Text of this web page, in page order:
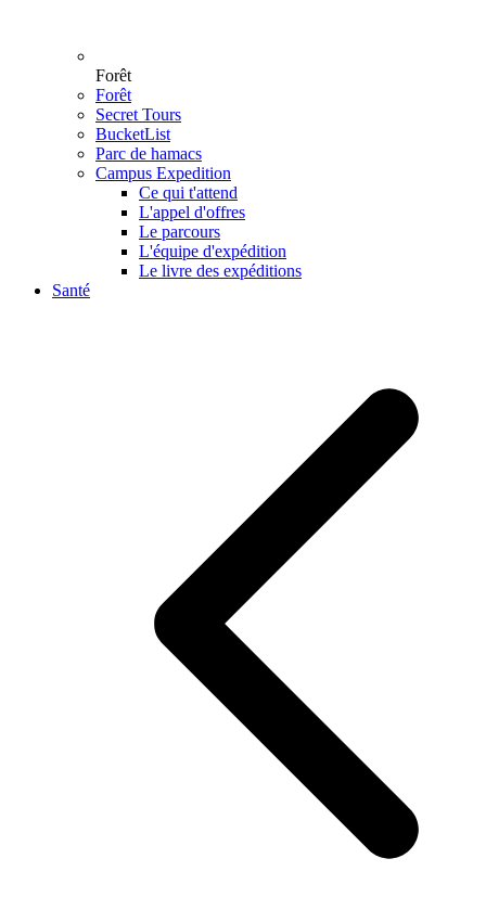
Forêt
Forêt
Secret Tours
BucketList
Parc de hamacs
Campus Expedition
Ce qui t'attend
L'appel d'offres
Le parcours
L'équipe d'expédition
Le livre des expéditions
Santé